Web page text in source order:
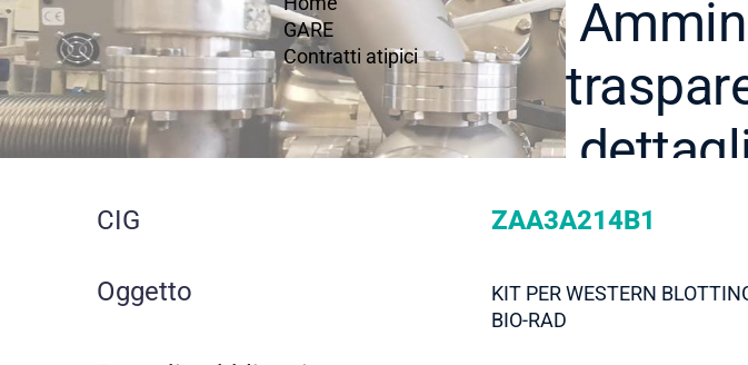
GARE
Contratti atipici
CIG ZAA3A214B1
Oggetto
KIT PER WESTERN
BIO-RAD